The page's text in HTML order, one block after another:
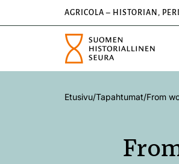
AGRICOLA – HISTORIAN,
Etusivu/Tapahtumat/From